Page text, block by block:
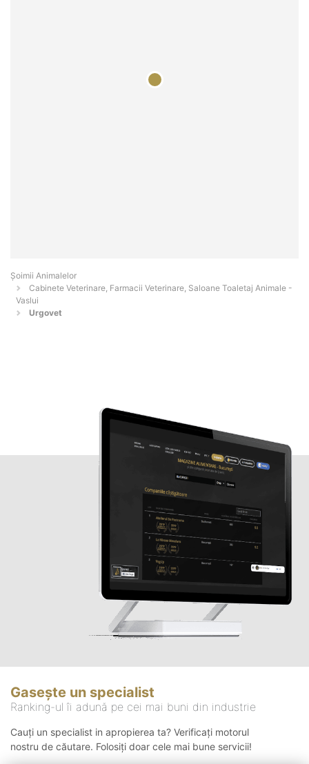
Şoimii Animalelor
Cabinete Veterinare, Farmacii Veterinare, Saloane Toaletaj Animale -
Vaslui
Urgovet
Gasește un specialist
Ranking-ul îi adună pe cei mai buni din industrie
Cauți un specialist in apropierea ta? Verificați motorul
nostru de căutare. Folosiți doar cele mai bune servicii!